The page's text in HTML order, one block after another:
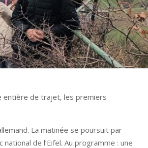
entière de trajet, les premiers
La matinée se poursuit par
de l’Eifel. Au programme : une